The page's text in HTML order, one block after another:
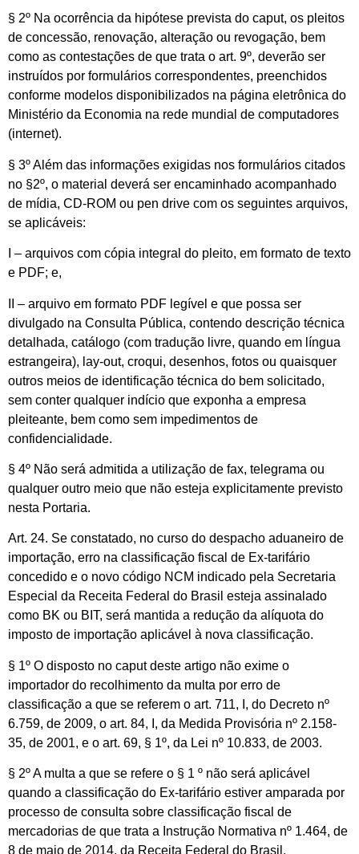
§ 2º Na ocorrência da hipótese prevista do caput, os pleitos
de concessão, renovação, alteração ou revogação, bem
como as contestações de que trata o art. 9º, deverão ser
instruídos por formulários correspondentes, preenchidos
conforme modelos disponibilizados na página eletrônica do
Ministério da Economia na rede mundial de computadores
(internet).
§ 3º Além das informações exigidas nos formulários citados
no §2º, o material deverá ser encaminhado acompanhado
de mídia, CD-ROM ou pen drive com os seguintes arquivos,
se aplicáveis:
I – arquivos com cópia integral do pleito, em formato de texto
e PDF; e,
II – arquivo em formato PDF legível e que possa ser
divulgado na Consulta Pública, contendo descrição técnica
detalhada, catálogo (com tradução livre, quando em língua
estrangeira), lay-out, croqui, desenhos, fotos ou quaisquer
outros meios de identificação técnica do bem solicitado,
sem conter qualquer indício que exponha a empresa
pleiteante, bem como sem impedimentos de
confidencialidade.
§ 4º Não será admitida a utilização de fax, telegrama ou
qualquer outro meio que não esteja explicitamente previsto
nesta Portaria.
Art. 24. Se constatado, no curso do despacho aduaneiro de
importação, erro na classificação fiscal de Ex-tarifário
concedido e o novo código NCM indicado pela Secretaria
Especial da Receita Federal do Brasil esteja assinalado
como BK ou BIT, será mantida a redução da alíquota do
imposto de importação aplicável à nova classificação.
§ 1º O disposto no caput deste artigo não exime o
importador do recolhimento da multa por erro de
classificação a que se referem o art. 711, I, do Decreto nº
6.759, de 2009, o art. 84, I, da Medida Provisória nº 2.158-
35, de 2001, e o art. 69, § 1º, da Lei nº 10.833, de 2003.
§ 2º A multa a que se refere o § 1 º não será aplicável
quando a classificação do Ex-tarifário estiver amparada por
processo de consulta sobre classificação fiscal de
mercadorias de que trata a Instrução Normativa nº 1.464, de
8 de maio de 2014, da Receita Federal do Brasil.